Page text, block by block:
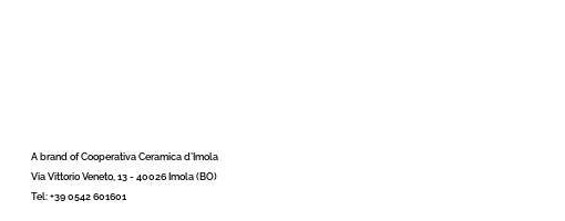
A brand of Cooperativa Ceramica d’Imola
Via Vittorio Veneto, 13 - 40026 Imola (BO)
Tel: +39 0542 601601